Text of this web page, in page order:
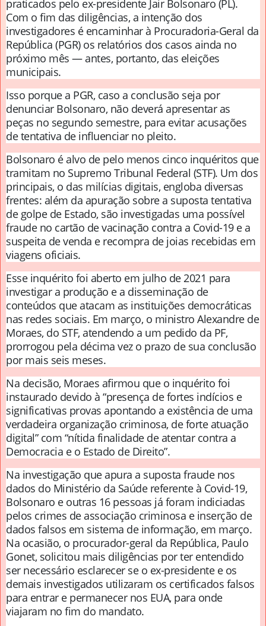
praticados pelo ex-presidente Jair Bolsonaro (PL).
Com o fim das diligências, a intenção dos
investigadores é encaminhar à Procuradoria-Geral da
República (PGR) os relatórios dos casos ainda no
próximo mês — antes, portanto, das eleições
municipais.
Isso porque a PGR, caso a conclusão seja por
denunciar Bolsonaro, não deverá apresentar as
peças no segundo semestre, para evitar acusações
de tentativa de influenciar no pleito.
Bolsonaro é alvo de pelo menos cinco inquéritos que
tramitam no Supremo Tribunal Federal (STF). Um dos
principais, o das milícias digitais, engloba diversas
frentes: além da apuração sobre a suposta tentativa
de golpe de Estado, são investigadas uma possível
fraude no cartão de vacinação contra a Covid-19 e a
suspeita de venda e recompra de joias recebidas em
viagens oficiais.
Esse inquérito foi aberto em julho de 2021 para
investigar a produção e a disseminação de
conteúdos que atacam as instituições democráticas
nas redes sociais. Em março, o ministro Alexandre de
Moraes, do STF, atendendo a um pedido da PF,
prorrogou pela décima vez o prazo de sua conclusão
por mais seis meses.
Na decisão, Moraes afirmou que o inquérito foi
instaurado devido à “presença de fortes indícios e
significativas provas apontando a existência de uma
verdadeira organização criminosa, de forte atuação
digital” com “nítida finalidade de atentar contra a
Democracia e o Estado de Direito”.
Na investigação que apura a suposta fraude nos
dados do Ministério da Saúde referente à Covid-19,
Bolsonaro e outras 16 pessoas já foram indiciadas
pelos crimes de associação criminosa e inserção de
dados falsos em sistema de informação, em março.
Na ocasião, o procurador-geral da República, Paulo
Gonet, solicitou mais diligências por ter entendido
ser necessário esclarecer se o ex-presidente e os
demais investigados utilizaram os certificados falsos
para entrar e permanecer nos EUA, para onde
viajaram no fim do mandato.